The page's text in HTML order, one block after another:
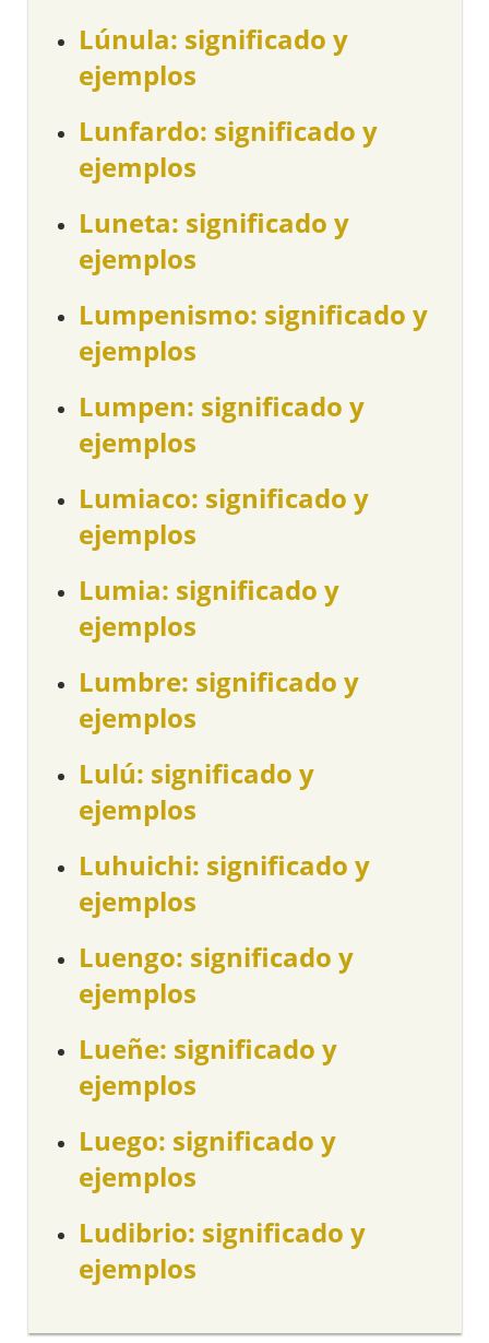
Lúnula: significado y
ejemplos
Lunfardo: significado y
ejemplos
Luneta: significado y
ejemplos
Lumpenismo: significado y
ejemplos
Lumpen: significado y
ejemplos
Lumiaco: significado y
ejemplos
Lumia: significado y
ejemplos
Lumbre: significado y
ejemplos
Lulú: significado y
ejemplos
Luhuichi: significado y
ejemplos
Luengo: significado y
ejemplos
Lueñe: significado y
ejemplos
Luego: significado y
ejemplos
Ludibrio: significado y
ejemplos